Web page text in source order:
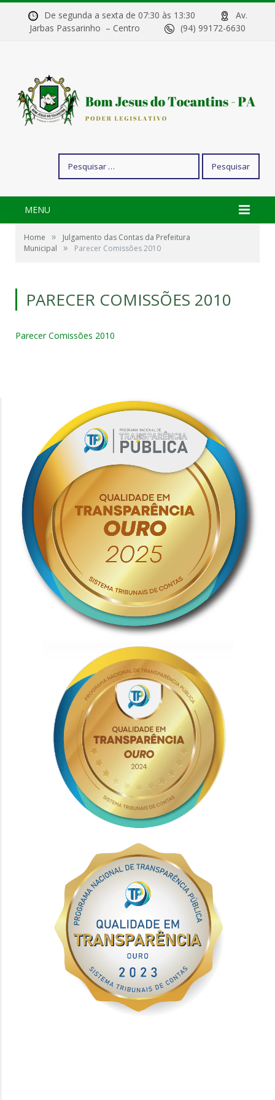
De segunda a sexta de 07:30 às 13:30
Av.
Jarbas Passarinho – Centro
(94) 99172-6630
por:
MENU
Home »
Julgamento das Contas da Prefeitura
Municipal
» Parecer Comissões 2010
PARECER COMISSÕES 2010
Parecer Comissões 2010